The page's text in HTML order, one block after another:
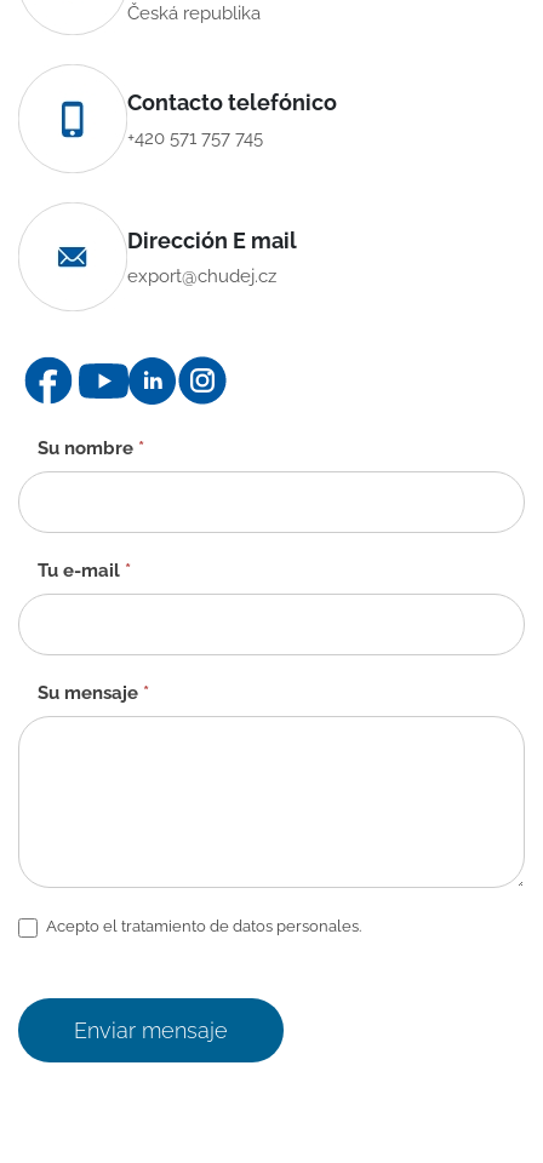
Česká republika
Contacto telefónico
+420 571 757 745
Dirección E mail
export@chudej.cz
Formulario
de
contacto
Su nombre *
Tu e-mail *
Su mensaje *
Acepto el tratamiento de datos personales.
Enviar mensaje